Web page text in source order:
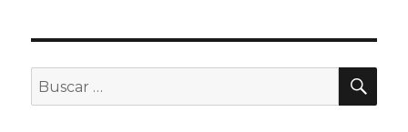
Buscar
por: